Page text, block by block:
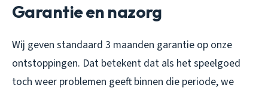
Garantie en nazorg
Wij geven standaard 3 maanden garantie op onze
ontstoppingen. Dat betekent dat als het speelgoed
toch weer problemen geeft binnen die periode, we